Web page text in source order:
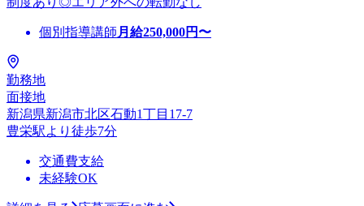
個別指導講師 月給250,000円〜
勤務地
面接地
新潟県新潟市北区石動1丁目17-7
豊栄駅より徒歩7分
交通費支給
未経験OK